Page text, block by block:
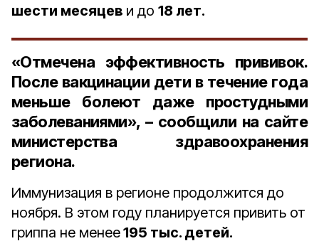
шести месяцев и до 18 лет.
«Отмечена эффективность прививок.
После вакцинации дети в течение года
меньше болеют даже простудными
заболеваниями», – сообщили на сайте
министерства здравоохранения
региона.
Иммунизация в регионе продолжится до
ноября. В этом году планируется привить от
гриппа не менее195 тыс. детей.